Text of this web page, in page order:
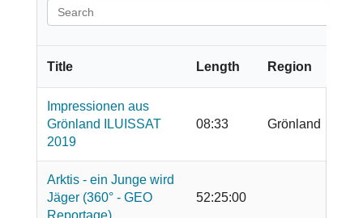
Title Length Region
Impressionen aus
Grönland ILUISSAT
2019
08:33 Grönland
Arktis - ein Junge wird
Jäger (360° - GEO
Reportage)
52:25:00